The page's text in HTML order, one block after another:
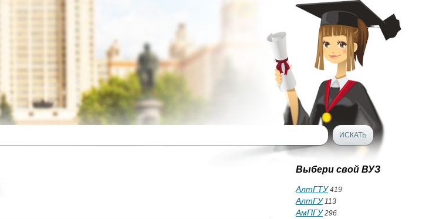
Выбери свой ВУЗ
АлтГТУ419
АлтГУ113
АмПГУ296